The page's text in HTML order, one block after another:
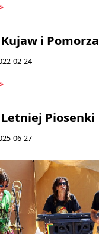
i Pomorza
02-24
Piosenki
06-27